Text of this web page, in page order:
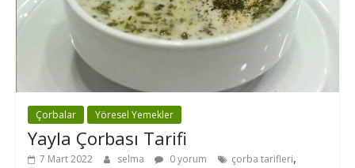
Çorbalar Yöresel Yemekler
Yayla Çorbası Tarifi
7 Mart 2022 selma 0 yorum çorba tarifleri,